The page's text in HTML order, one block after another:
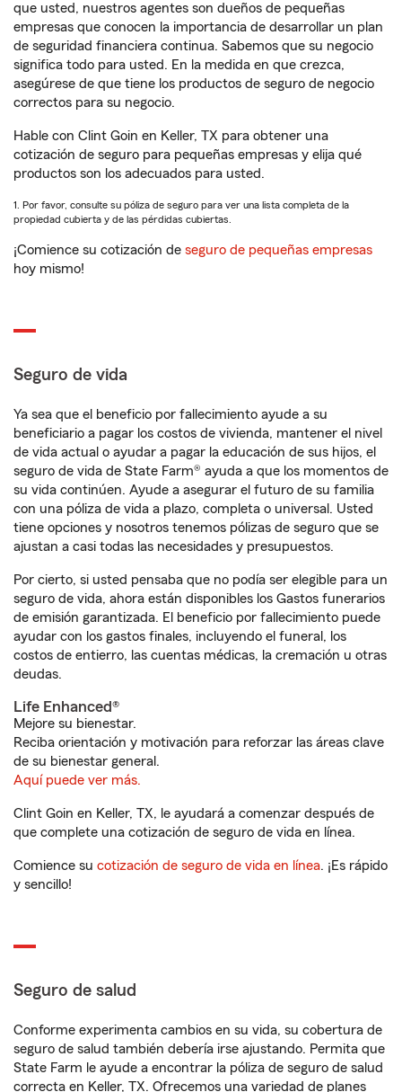
que usted, nuestros agentes son dueños de pequeñas
empresas que conocen la importancia de desarrollar un plan
de seguridad financiera continua. Sabemos que su negocio
significa todo para usted. En la medida en que crezca,
asegúrese de que tiene los productos de seguro de negocio
correctos para su negocio.
Hable con Clint Goin en Keller, TX para obtener una
cotización de seguro para pequeñas empresas y elija qué
productos son los adecuados para usted.
1. Por favor, consulte su póliza de seguro para ver una lista completa de la
propiedad cubierta y de las pérdidas cubiertas.
¡Comience su cotización de seguro de pequeñas empresas
hoy mismo!
Seguro de vida
Ya sea que el beneficio por fallecimiento ayude a su
beneficiario a pagar los costos de vivienda, mantener el nivel
de vida actual o ayudar a pagar la educación de sus hijos, el
seguro de vida de State Farm® ayuda a que los momentos de
su vida continúen. Ayude a asegurar el futuro de su familia
con una póliza de vida a plazo, completa o universal. Usted
tiene opciones y nosotros tenemos pólizas de seguro que se
ajustan a casi todas las necesidades y presupuestos.
Por cierto, si usted pensaba que no podía ser elegible para un
seguro de vida, ahora están disponibles los Gastos funerarios
de emisión garantizada. El beneficio por fallecimiento puede
ayudar con los gastos finales, incluyendo el funeral, los
costos de entierro, las cuentas médicas, la cremación u otras
deudas.
Life Enhanced®
Mejore su bienestar.
Reciba orientación y motivación para reforzar las áreas clave
de su bienestar general.
Aquí puede ver más.
Clint Goin en Keller, TX, le ayudará a comenzar después de
que complete una cotización de seguro de vida en línea.
Comience su cotización de seguro de vida en línea. ¡Es rápido
y sencillo!
Seguro de salud
Conforme experimenta cambios en su vida, su cobertura de
seguro de salud también debería irse ajustando. Permita que
State Farm le ayude a encontrar la póliza de seguro de salud
correcta en Keller, TX. Ofrecemos una variedad de planes